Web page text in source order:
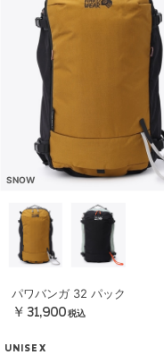
SNOW
パワバンガ 32 パック
￥31,900 税込
UNISEX